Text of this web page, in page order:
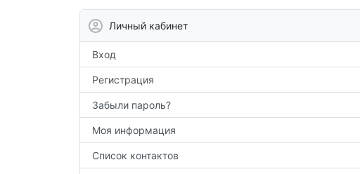
Личный кабинет
Вход
Регистрация
Забыли пароль?
Моя информация
Список контактов